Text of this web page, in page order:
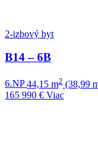
2-izbový byt
B14 – 6B
6.NP 44,15 m2 (38,99
165 990 € Viac